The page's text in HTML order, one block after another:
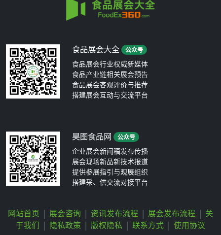
食品展会大全 公众号
食品展会行业权威新媒体
食品产业链相关展会预告
食品展会客观评价与推荐
搭建展会互动与交流平台
昊图食品网 公众号
企业展会新闻稿发布传播
展会现场新品新技术报道
提供参展指引与观展组织
搭建采、供交流对接平台
网站首页 | 展会咨询 | 资讯发布流程 | 展会发布流程 | 关
于我们 | 隐私政策 | 版权隐私 | 联系方式 | 使用协议